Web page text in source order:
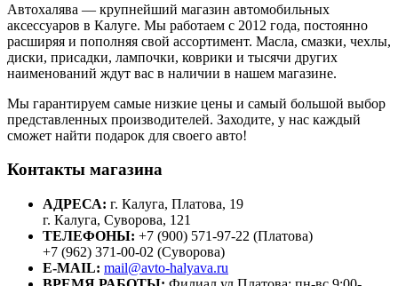
Автохалява — крупнейший магазин автомобильных
аксессуаров в Калуге. Мы работаем с 2012 года, постоянно
расширяя и пополняя свой ассортимент. Масла, смазки, чехлы,
диски, присадки, лампочки, коврики и тысячи других
наименований ждут вас в наличии в нашем магазине.
Мы гарантируем самые низкие цены и самый большой выбор
представленных производителей. Заходите, у нас каждый
сможет найти подарок для своего авто!
Контакты магазина
АДРЕСА: г. Калуга, Платова, 19
г. Калуга, Суворова, 121
ТЕЛЕФОНЫ: +7 (900) 571-97-22 (Платова)
+7 (962) 371-00-02 (Суворова)
E-MAIL: mail@avto-halyava.ru